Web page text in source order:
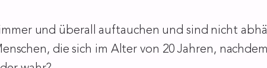
und überall auftauchen und sind nicht
die sich im Alter von 20 Jahren,